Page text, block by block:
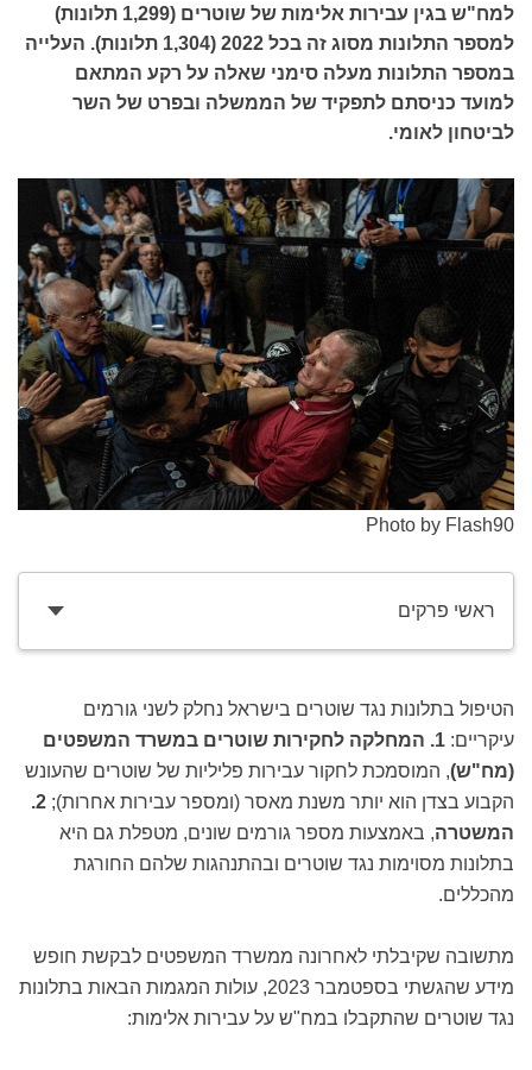
למח"ש בגין עבירות אלימות של שוטרים (1,299 תלונות)
למספר התלונות מסוג זה בכל 2022 (1,304 תלונות). העלייה
במספר התלונות מעלה סימני שאלה על רקע המתאם
למועד כניסתם לתפקיד של הממשלה ובפרט של השר
לביטחון לאומי.
Photo by Flash90
ראשי פרקים
הטיפול בתלונות נגד שוטרים בישראל נחלק לשני גורמים
עיקריים: 1. המחלקה לחקירות שוטרים במשרד המשפטים
(מח"ש), המוסמכת לחקור עבירות פליליות של שוטרים שהעונש
הקבוע בצדן הוא יותר משנת מאסר (ומספר עבירות אחרות); 2.
המשטרה, באמצעות מספר גורמים שונים, מטפלת גם היא
בתלונות מסוימות נגד שוטרים ובהתנהגות שלהם החורגת
מהכללים.
מתשובה שקיבלתי לאחרונה ממשרד המשפטים לבקשת חופש
מידע שהגשתי בספטמבר 2023, עולות המגמות הבאות בתלונות
נגד שוטרים שהתקבלו במח"ש על עבירות אלימות: